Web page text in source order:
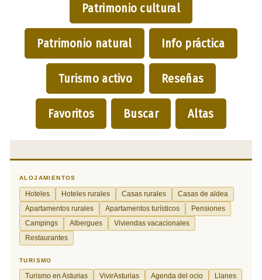
Patrimonio cultural
Patrimonio natural Info práctica
Turismo activo Reseñas
Favoritos Buscar Altas